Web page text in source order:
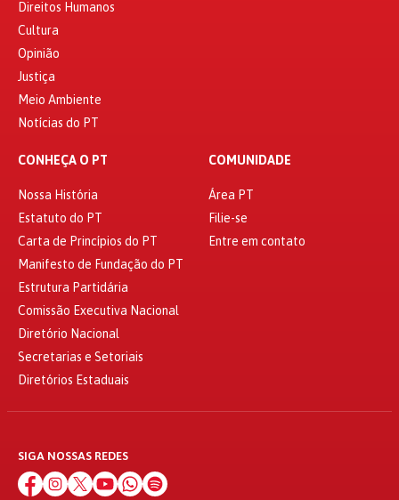
Direitos Humanos
Cultura
Opinião
Justiça
Meio Ambiente
Notícias do PT
CONHEÇA O PT
Nossa História
Estatuto do PT
Carta de Princípios do PT
Manifesto de Fundação do PT
Estrutura Partidária
Comissão Executiva Nacional
Diretório Nacional
Secretarias e Setoriais
Diretórios Estaduais
COMUNIDADE
Área PT
Filie-se
Entre em contato
SIGA NOSSAS REDES